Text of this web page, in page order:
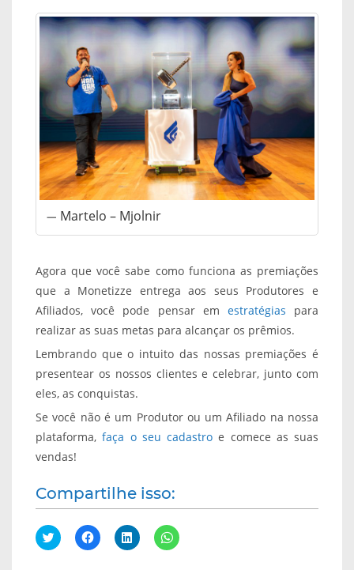
Martelo – Mjolnir
Agora que você sabe como funciona as premiações
que a Monetizze entrega aos seus Produtores e
Afiliados, você pode pensar em estratégias para
realizar as suas metas para alcançar os prêmios.
Lembrando que o intuito das nossas premiações é
presentear os nossos clientes e celebrar, junto com
eles, as conquistas.
Se você não é um Produtor ou um Afiliado na nossa
plataforma,faça o seu cadastro e comece as suas
vendas!
Compartilhe isso:
C
l
C
l
C
l
C
l